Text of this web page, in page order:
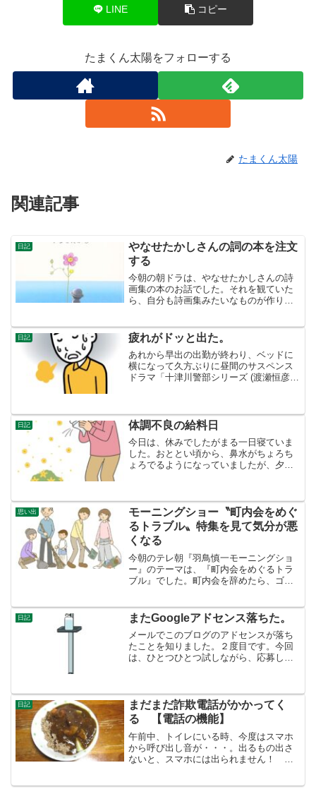
LINE コピー
たまくん太陽をフォローする
たまくん太陽
関連記事
日記
やなせたかしさんの詞の本を注文
する
今朝の朝ドラは、やなせたかしさんの詩
画集の本のお話でした。それを観ていた
ら、自分も詩画集みたいなものが作りた
ん。詩が自分が書けないのは、そもそも
が、詩の「心そのものが無...
日記 疲れがドッと出た。
あれから早出の出勤が終わり、ベッドに
横になって久方ぶりに昼間のサスペンス
ドラマ「十津川警部シリーズ (渡瀬恒彦
夕食作る元気なく、...
日記 体調不良の給料日
今日は、休みでしたがまる一日寝ていま
した。おととい頃から、鼻水がちょろち
ょろでるようになっていましたが、夕べ
に。１１時頃眠りましたが、１時３０分
ごろ起きました。それから、...
思い出
モーニングショー〝町内会をめぐ
るトラブル〟特集を見て気分が悪
くなる
今朝のテレ朝『羽鳥慎一モーニングショ
ー』のテーマは、『町内会をめぐるトラ
ブル』でした。町内会を辞めたら、ゴミ
しく役員の仕事ができないので、辞めよ
うとしたけれど辞めさせて...
日記 またGoogleアドセンス落ちた。
メールでこのブログのアドセンスが落ち
たことを知りました。２度目です。今回
は、ひとつひとつ試しながら、応募して
いませんでしたが、頭が疲れていて、一
日中ボーッとしていまし...
日記
まだまだ詐欺電話がかかってく
る 【電話の機能】
午前中、トイレにいる時、今度はスマホ
から呼び出し音が・・・。出るもの出さ
ないと、スマホには出られません！ 結